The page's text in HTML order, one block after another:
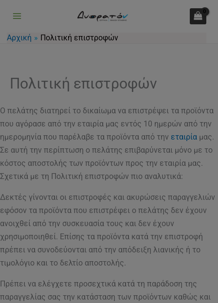
περιεχόμενο
Αρχική Πολιτική επιστροφών
Πολιτική επιστροφών
Ο πελάτης διατηρεί το δικαίωμα να επιστρέψει τα προϊόντα
που αγόρασε από την εταιρία μας εντός 10 ημερών από την
ημερομηνία που παρέλαβε τα προϊόντα από την εταιρία μας.
Σε αυτή την περίπτωση ο πελάτης επιβαρύνεται μόνο με το
κόστος αποστολής των προϊόντων προς την εταιρία μας.
Σχετικά με τη Πολιτική επιστροφών πιο αναλυτικά:
Δεκτές γίνονται οι επιστροφές και ακυρώσεις παραγγελιών
εφόσον τα προϊόντα που επιστρέφει ο πελάτης δεν έχουν
ανοιχθεί από την συσκευασία τους και δεν έχουν
χρησιμοποιηθεί. Επίσης τα προϊόντα κατά την επιστροφή
πρέπει να συνοδεύονται από την απόδειξη λιανικής ή το
τιμολόγιο και το δελτίο αποστολής.
Πρέπει να ελέγχετε προσεχτικά κατά τη παράδοση της
παραγγελίας σας την κατάσταση των προϊόντων καθώς και